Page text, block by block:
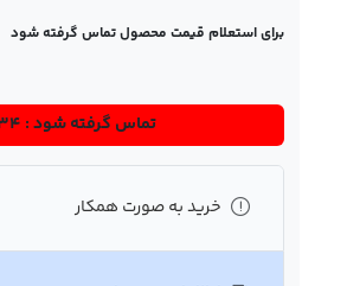
برای استعلام قیمت محصول تماس گرفته شود
تماس گرفته شود : 09021163734
خرید به صورت همکار